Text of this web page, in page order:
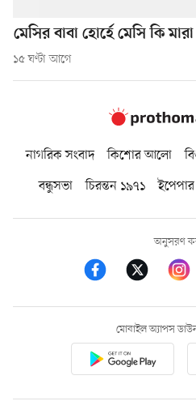
মেসির বাবা হোর্হে মেসি কি
১৫ ঘণ্টা আগে
নাগরিক সংবাদ কিশোর আলো
বন্ধুসভা
চিরন্তন ১৯৭১ ইপেপার
অনুসরণ
মোবাইল অ্যাপস